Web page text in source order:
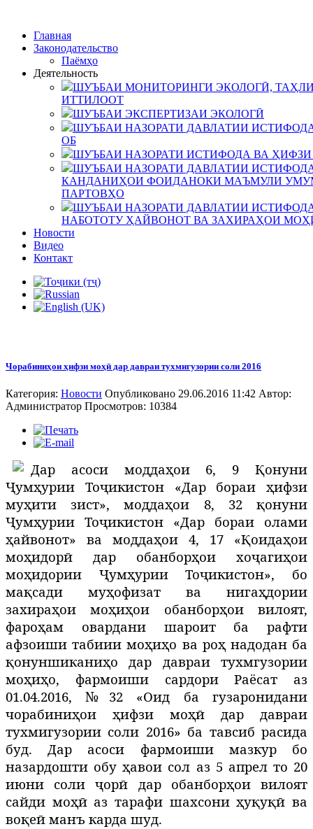
Главная
Законодательство
Паёмҳо
Деятельность
ШУЪБАИ МОНИТОРИНГИ ЭКОЛОГӢ,
ИТТИЛООТ
ШУЪБАИ ЭКСПЕРТИЗАИ ЭКОЛОГӢ
ШУЪБАИ НАЗОРАТИ ДАВЛАТИИ
ОБ
ШУЪБАИ НАЗОРАТИ ИСТИФОДА ВА
ШУЪБАИ НАЗОРАТИ ДАВЛАТИИ
КАНДАНИҲОИ ФОИДАНОКИ МАЪМУЛИ
ПАРТОВҲО
ШУЪБАИ НАЗОРАТИ ДАВЛАТИИ
НАБОТОТУ ҲАЙВОНОТ ВА ЗАХИРАҲОИ
Новости
Видео
Контакт
Чорабиниҳои ҳифзи моҳӣ дар давраи тухмигузории соли 2016
Категория: Новости Опубликовано 29.06.2016 11:42 Автор:
Администратор Просмотров: 10384
Дар асоси моддаҳои 6, 9 Қонуни
Ҷумҳурии Тоҷикистон «Дар бораи ҳифзи
муҳити зист», моддаҳои 8, 32 қонуни
Ҷумҳурии Тоҷикистон «Дар бораи олами
ҳайвонот» ва моддаҳои 4, 17 «Қоидаҳои
моҳидорӣ дар обанборҳои хоҷагиҳои
моҳидории Ҷумҳурии Тоҷикистон», бо
мақсади муҳофизат ва нигаҳдории
захираҳои моҳиҳои обанборҳои вилоят,
фароҳам овардани шароит ба рафти
афзоиши табиии моҳиҳо ва роҳ надодан ба
қонуншиканиҳо дар давраи тухмгузории
моҳиҳо, фармоиши сардори Раёсат аз
01.04.2016, №32 «Оид ба гузаронидани
чорабиниҳои ҳифзи моҳӣ дар давраи
тухмигузории соли 2016» ба тавсиб расида
буд. Дар асоси фармоиши мазкур бо
назардошти обу ҳавои сол аз 5 апрел то 20
июни соли ҷорӣ дар обанборҳои вилоят
сайди моҳӣ аз тарафи шахсони ҳуқуқӣ ва
воқеӣ манъ карда шуд.